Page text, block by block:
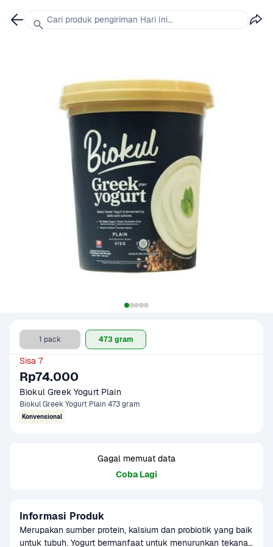
1 pack 473 gram
Sisa 7
Rp74.000
Biokul Greek Yogurt Plain
Biokul Greek Yogurt Plain 473 gram
Konvensional
Gagal memuat data
Coba Lagi
Informasi Produk
Merupakan sumber protein, kalsium dan probiotik yang baik
untuk tubuh. Yogurt bermanfaat untuk menurunkan tekanan
Cari produk pengiriman Hari Ini...